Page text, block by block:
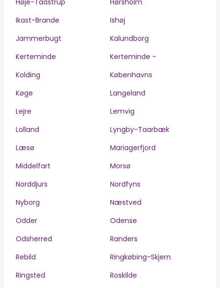
Høje-Taastrup
Hørsholm
Ikast-Brande
Ishøj
Jammerbugt
Kalundborg
Kerteminde
Kerteminde -
Kolding
Københavns
Køge
Langeland
Lejre
Lemvig
Lolland
Lyngby-Taarbæk
Læsø
Mariagerfjord
Middelfart
Morsø
Norddjurs
Nordfyns
Nyborg
Næstved
Odder
Odense
Odsherred
Randers
Rebild
Ringkøbing-Skjern
Ringsted
Roskilde